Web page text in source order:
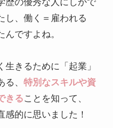
し、働く＝雇われる
ですよね。
きるために「起業」
、 特別なスキルや資
きることを知って、
感的に思いました！